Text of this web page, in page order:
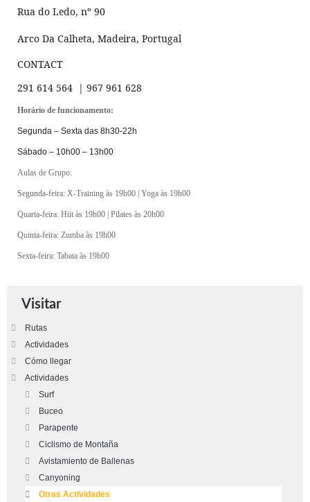
Rua do Ledo, nº 90
Arco Da Calheta, Madeira, Portugal
CONTACT
291 614 564 | 967 961 628
Horário de funcionamento:
Segunda – Sexta das 8h30-22h
Sábado – 10h00 – 13h00
Aulas de Grupo:
Segunda-feira: X-Training às 19h00 | Yoga às 19h00
Quarta-feira: Hiit às 19h00 | Pilates às 20h00
Quinta-feira: Zumba às 19h00
Sexta-feira: Tabata às 19h00
Visitar
Rutas
Actividades
Cómo llegar
Actividades
Surf
Buceo
Parapente
Ciclismo de Montaña
Avistamiento de Ballenas
Canyoning
Otras Actividades